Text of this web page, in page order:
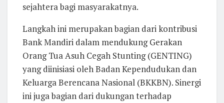
sejahtera bagi masyarakatnya.
Langkah ini merupakan bagian dari kontribusi
Bank Mandiri dalam mendukung Gerakan
Orang Tua Asuh Cegah Stunting (GENTING)
yang diinisiasi oleh Badan Kependudukan dan
Keluarga Berencana Nasional (BKKBN). Sinergi
ini juga bagian dari dukungan terhadap